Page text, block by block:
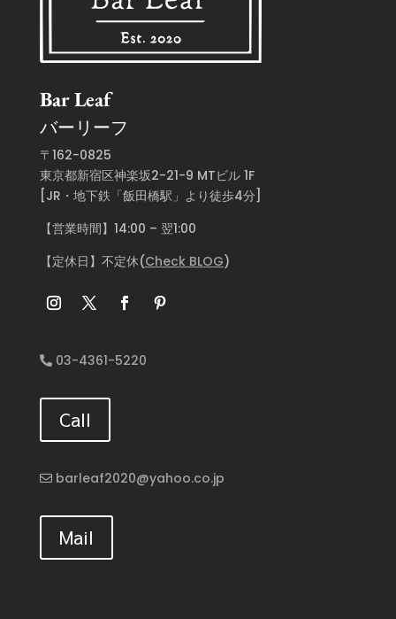
Bar Leaf
バーリーフ
〒162-0825
東京都新宿区神楽坂2-21-9 MTビル 1F
[JR・地下鉄「飯田橋駅」より徒歩4分]
【営業時間】14:00 – 翌1:00
【定休日】不定休(Check BLOG)
03-4361-5220
Call
barleaf2020@yahoo.co.jp
Mail